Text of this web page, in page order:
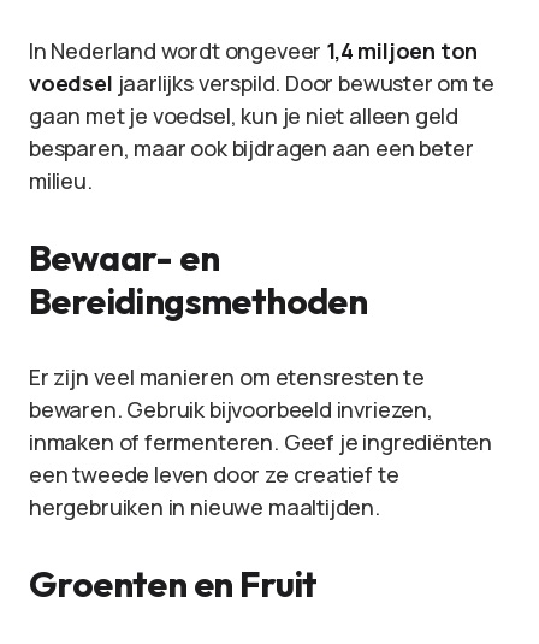
In Nederland wordt ongeveer 1,4 miljoen ton
voedsel jaarlijks verspild. Door bewuster om te
gaan met je voedsel, kun je niet alleen geld
besparen, maar ook bijdragen aan een beter
milieu.
Bewaar- en
Bereidingsmethoden
Er zijn veel manieren om etensresten te
bewaren. Gebruik bijvoorbeeld invriezen,
inmaken of fermenteren. Geef je ingrediënten
een tweede leven door ze creatief te
hergebruiken in nieuwe maaltijden.
Groenten en Fruit